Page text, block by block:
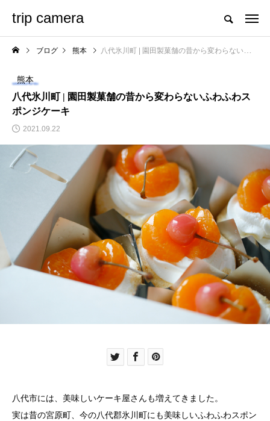
trip camera
ブログ 熊本 八代氷川町 | 園田製菓舗の昔から変わらないふわふわスポンジケーキ
熊本
八代氷川町 | 園田製菓舗の昔から変わらないふわふわス
ポンジケーキ
2021.09.22
八代市には、美味しいケーキ屋さんも増えてきました。
実は昔の宮原町、今の八代郡氷川町にも美味しいふわふわスポン